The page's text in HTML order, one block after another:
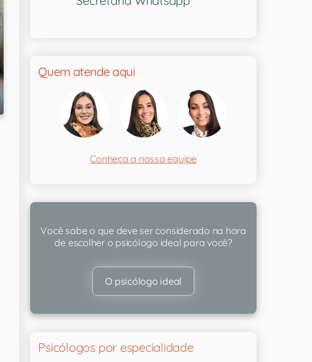
Quem atende aqui
Conheça a nossa equipe
Você sabe o que deve ser considerado na hora
de escolher o psicólogo ideal para você?
O psicólogo ideal
Psicólogos por especialidade